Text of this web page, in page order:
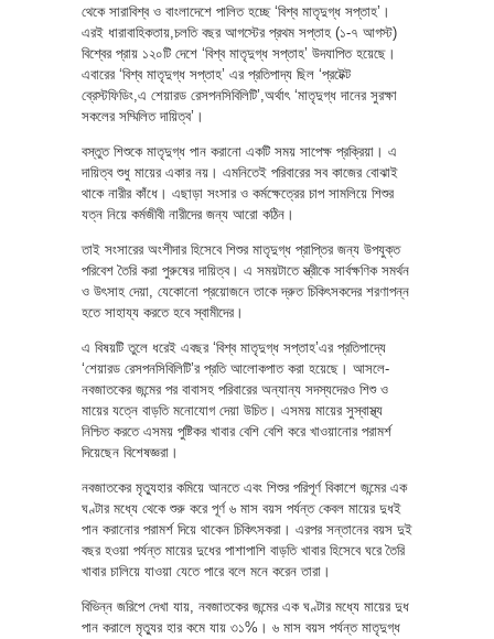
থেকে সারাবিশ্ব ও বাংলাদেশে পালিত হচ্ছে ‘বিশ্ব মাতৃদুগ্ধ সপ্তাহ’।
এরই ধারাবাহিকতায়,চলতি বছর আগস্টের প্রথম সপ্তাহ (১-৭ আগস্ট)
বিশ্বের প্রায় ১২০টি দেশে ‘বিশ্ব মাতৃদুগ্ধ সপ্তাহ’ উদযাপিত হয়েছে।
এবারের ‘বিশ্ব মাতৃদুগ্ধ সপ্তাহ’ এর প্রতিপাদ্য ছিল ‘প্রটেক্ট
ব্রেস্টফিডিং,এ শেয়ারড রেসপনসিবিলিটি’,অর্থাৎ ‘মাতৃদুগ্ধ দানের সুরক্ষা
সকলের সম্মিলিত দায়িত্ব’।
বস্তুত শিশুকে মাতৃদুগ্ধ পান করানো একটি সময় সাপেক্ষ প্রক্রিয়া। এ
দায়িত্ব শুধু মায়ের একার নয়। এমনিতেই পরিবারের সব কাজের বোঝাই
থাকে নারীর কাঁধে। এছাড়া সংসার ও কর্মক্ষেত্রের চাপ সামলিয়ে শিশুর
যত্ন নিয়ে কর্মজীবী নারীদের জন্য আরো কঠিন।
তাই সংসারের অংশীদার হিসেবে শিশুর মাতৃদুগ্ধ প্রাপ্তির জন্য উপযুক্ত
পরিবেশ তৈরি করা পুরুষের দায়িত্ব। এ সময়টাতে স্ত্রীকে সার্বক্ষণিক সমর্থন
ও উৎসাহ দেয়া, যেকোনো প্রয়োজনে তাকে দ্রুত চিকিৎসকদের শরণাপন্ন
হতে সাহায্য করতে হবে স্বামীদের।
এ বিষয়টি তুলে ধরেই এবছর ‘বিশ্ব মাতৃদুগ্ধ সপ্তাহ’এর প্রতিপাদ্যে
‘শেয়ারড রেসপনসিবিলিটি’র প্রতি আলোকপাত করা হয়েছে। আসলে-
নবজাতকের জন্মের পর বাবাসহ পরিবারের অন্যান্য সদস্যদেরও শিশু ও
মায়ের যত্নে বাড়তি মনোযোগ দেয়া উচিত। এসময় মায়ের সুস্বাস্থ্য
নিশ্চিত করতে এসময় পুষ্টিকর খাবার বেশি বেশি করে খাওয়ানোর পরামর্শ
দিয়েছেন বিশেষজ্ঞরা।
নবজাতকের মৃত্যুহার কমিয়ে আনতে এবং শিশুর পরিপূর্ণ বিকাশে জন্মের এক
ঘণ্টার মধ্যে থেকে শুরু করে পূর্ণ ৬ মাস বয়স পর্যন্ত কেবল মায়ের দুধই
পান করানোর পরামর্শ দিয়ে থাকেন চিকিৎসকরা। এরপর সন্তানের বয়স দুই
বছর হওয়া পর্যন্ত মায়ের দুধের পাশাপাশি বাড়তি খাবার হিসেবে ঘরে তৈরি
খাবার চালিয়ে যাওয়া যেতে পারে বলে মনে করেন তারা।
বিভিন্ন জরিপে দেখা যায়, নবজাতকের জন্মের এক ঘণ্টার মধ্যে মায়ের দুধ
পান করালে মৃত্যুর হার কমে যায় ৩১%। ৬ মাস বয়স পর্যন্ত মাতৃদুগ্ধ